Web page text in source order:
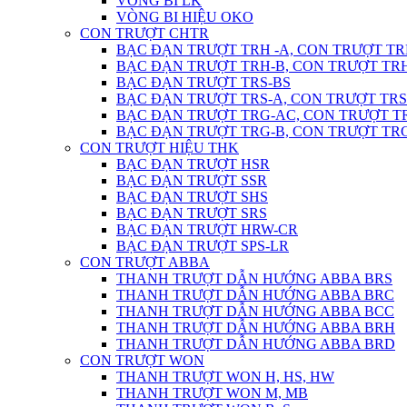
VÒNG BI HIỆU OKO
CON TRƯỢT CHTR
BẠC ĐẠN TRƯỢT TRH -A, CON TRƯỢT
BẠC ĐẠN TRƯỢT TRH-B, CON TRƯỢT
BẠC ĐẠN TRƯỢT TRS-BS
BẠC ĐẠN TRƯỢT TRS-A, CON TRƯỢT
BẠC ĐẠN TRƯỢT TRG-AC, CON TRƯỢT
BẠC ĐẠN TRƯỢT TRG-B, CON TRƯỢT
CON TRƯỢT HIỆU THK
BẠC ĐẠN TRƯỢT HSR
BẠC ĐẠN TRƯỢT SSR
BẠC ĐẠN TRƯỢT SHS
BẠC ĐẠN TRƯỢT SRS
BẠC ĐẠN TRƯỢT HRW-CR
BẠC ĐẠN TRƯỢT SPS-LR
CON TRƯỢT ABBA
THANH TRƯỢT DẪN HƯỚNG ABBA BRS
THANH TRƯỢT DẪN HƯỚNG ABBA BRC
THANH TRƯỢT DẪN HƯỚNG ABBA BCC
THANH TRƯỢT DẪN HƯỚNG ABBA BRH
THANH TRƯỢT DẪN HƯỚNG ABBA BRD
CON TRƯỢT WON
THANH TRƯỢT WON H, HS, HW
THANH TRƯỢT WON M, MB